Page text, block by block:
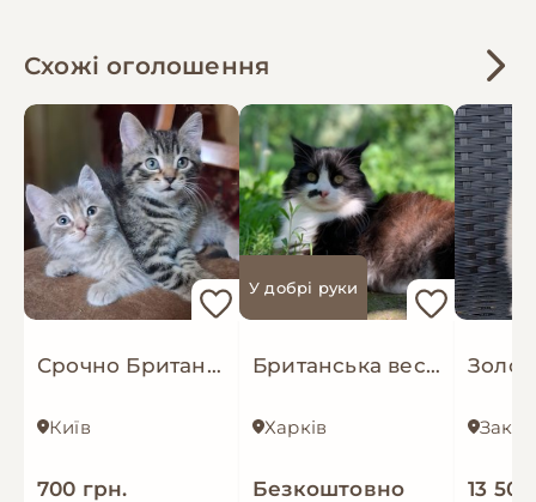
Схожі оголошення
Срочно Британскі кошенята. Київ
Київ
700 грн.
У добрі руки
Британська весловуха, та інш
Харків
Безкоштовно 13